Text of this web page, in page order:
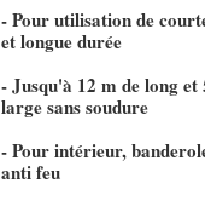
- Pour utilisation de
et longue durée
- Jusqu'à 12 m de long et
large sans soudure
- Pour intérieur,
anti feu